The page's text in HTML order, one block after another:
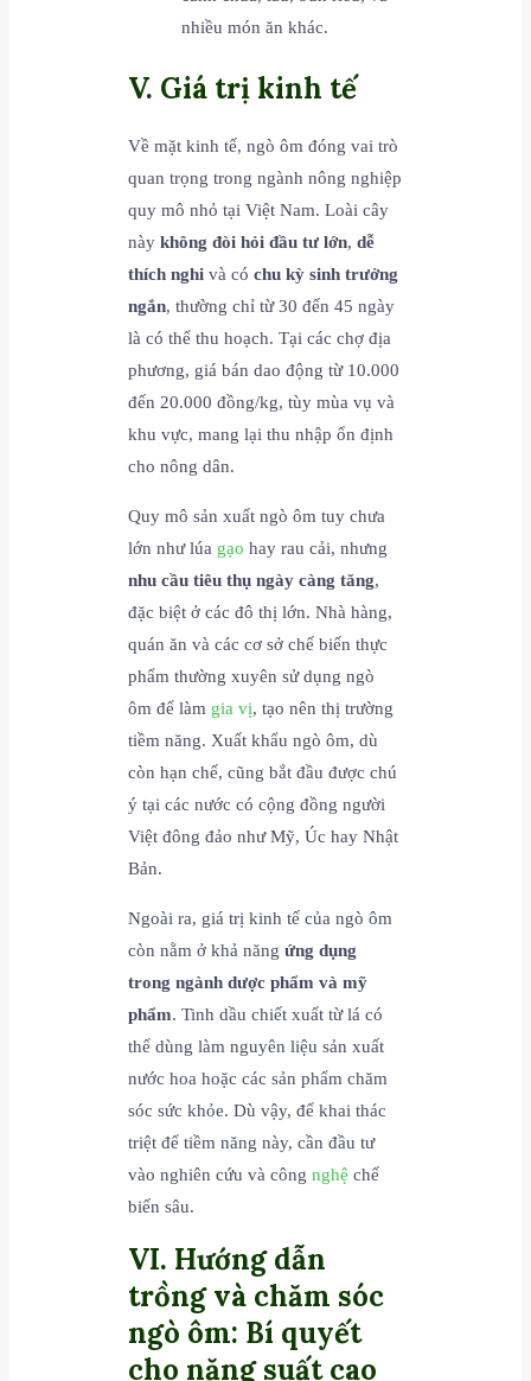
nhiều món ăn khác.
V. Giá trị kinh tế
Về mặt kinh tế, ngò ôm đóng vai trò
quan trọng trong ngành nông nghiệp
quy mô nhỏ tại Việt Nam. Loài cây
nàykhông đòi hỏi đầu tư lớn,dễ
thích nghi và cóchu kỳ sinh trưởng
ngắn, thường chỉ từ 30 đến 45 ngày
là có thể thu hoạch. Tại các chợ địa
phương, giá bán dao động từ 10.000
đến 20.000 đồng/kg, tùy mùa vụ và
khu vực, mang lại thu nhập ổn định
cho nông dân.
Quy mô sản xuất ngò ôm tuy chưa
lớn như lúa gạo hay rau cải, nhưng
nhu cầu tiêu thụ ngày càng tăng,
đặc biệt ở các đô thị lớn. Nhà hàng,
quán ăn và các cơ sở chế biến thực
phẩm thường xuyên sử dụng ngò
ôm để làm gia vị, tạo nên thị trường
tiềm năng. Xuất khẩu ngò ôm, dù
còn hạn chế, cũng bắt đầu được chú
ý tại các nước có cộng đồng người
Việt đông đảo như Mỹ, Úc hay Nhật
Bản.
Ngoài ra, giá trị kinh tế của ngò ôm
còn nằm ở khả năngứng dụng
trong ngành dược phẩm và mỹ
phẩm. Tinh dầu chiết xuất từ lá có
thể dùng làm nguyên liệu sản xuất
nước hoa hoặc các sản phẩm chăm
sóc sức khỏe. Dù vậy, để khai thác
triệt để tiềm năng này, cần đầu tư
vào nghiên cứu và côngnghệ chế
biến sâu.
VI. Hướng dẫn
trồng và chăm sóc
ngò ôm: Bí quyết
cho năng suất cao